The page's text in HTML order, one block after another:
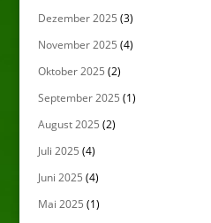
Dezember 2025 (3)
November 2025 (4)
Oktober 2025 (2)
September 2025 (1)
August 2025 (2)
Juli 2025 (4)
Juni 2025 (4)
Mai 2025 (1)